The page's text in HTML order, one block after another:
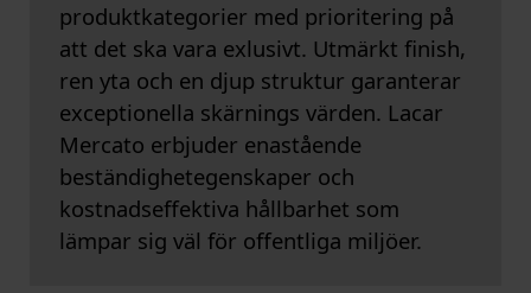
produktkategorier med prioritering på
att det ska vara exlusivt. Utmärkt finish,
ren yta och en djup struktur garanterar
exceptionella skärnings värden. Lacar
Mercato erbjuder enastående
beständighetegenskaper och
kostnadseffektiva hållbarhet som
lämpar sig väl för offentliga miljöer.